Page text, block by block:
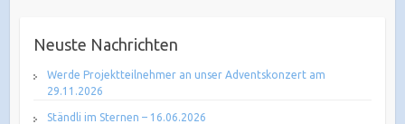
Neuste Nachrichten
Werde Projektteilnehmer an unser Adventskonzert am
29.11.2026
Ständli im Sternen – 16.06.2026